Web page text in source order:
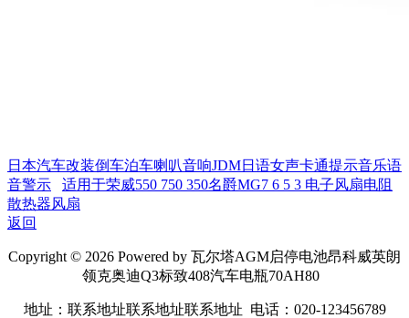
日本汽车改装倒车泊车喇叭音响JDM日语女声卡通提示音乐语
音警示
适用于荣威550 750 350名爵MG7 6 5 3 电子风扇电阻
散热器风扇
返回
Copyright © 2026 Powered by 瓦尔塔AGM启停电池昂科威英朗
领克奥迪Q3标致408汽车电瓶70AH80
地址：联系地址联系地址联系地址 电话：020-123456789